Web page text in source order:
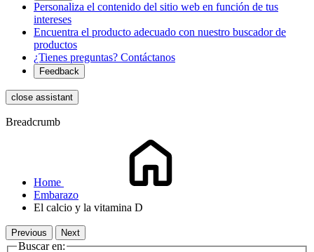
Personaliza el contenido del sitio web en función de tus
intereses
Encuentra el producto adecuado con nuestro buscador de
productos
¿Tienes preguntas? Contáctanos
Feedback
close assistant
Breadcrumb
Home
Embarazo
El calcio y la vitamina D
Previous Next
Buscar en: